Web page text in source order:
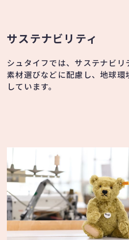
サステナビリティ
シュタイフでは、サステナビ
素材選びなどに配慮し、地球
しています。